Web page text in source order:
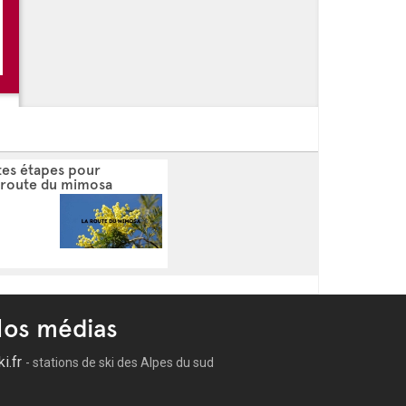
Eloïse - D-stress
étapes pour
du mimosa
médias
- stations de ski des Alpes du sud